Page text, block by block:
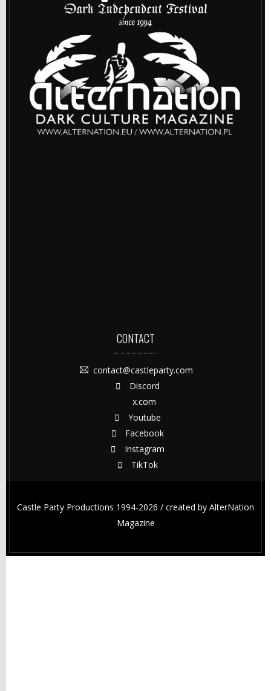
CONTACT
contact@castleparty.com
Discord
x.com
Youtube
Facebook
Instagram
TikTok
Castle Party Productions 1994-2026 / created by AlterNation
Magazine